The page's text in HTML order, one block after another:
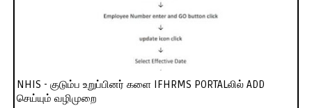
NHIS - குடும்ப உறுப்பினர் களை IFHRMS PORTALலில் ADD
செய்யும் வழிமுறை